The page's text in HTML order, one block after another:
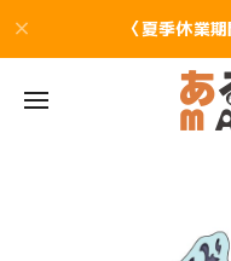
〈夏季休業